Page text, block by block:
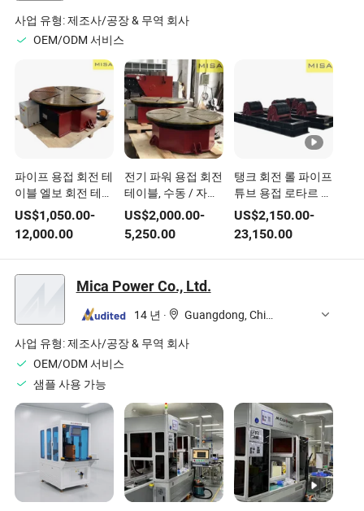
사업 유형:제조사/공장 & 무역 회사
OEM/ODM 서비스
파이프 용접 회전 테
이블 엘보 회전 테이
블 위치 조정 장비
타이어 연삭 회전 테
이블
US$1,050.00-
12,000.00
전기 파워 용접 회전
테이블, 수동 / 자동
용접, 용접 장비
US$2,000.00-
5,250.00
탱크 회전 롤 파이프
튜브 용접 로타르 푸
휠 용접 및 위치 조
정 장비
US$2,150.00-
23,150.00
Mica Power Co., Ltd.
14 년 ·
Guangdong, China
사업 유형:제조사/공장 & 무역 회사
OEM/ODM 서비스
샘플 사용 가능